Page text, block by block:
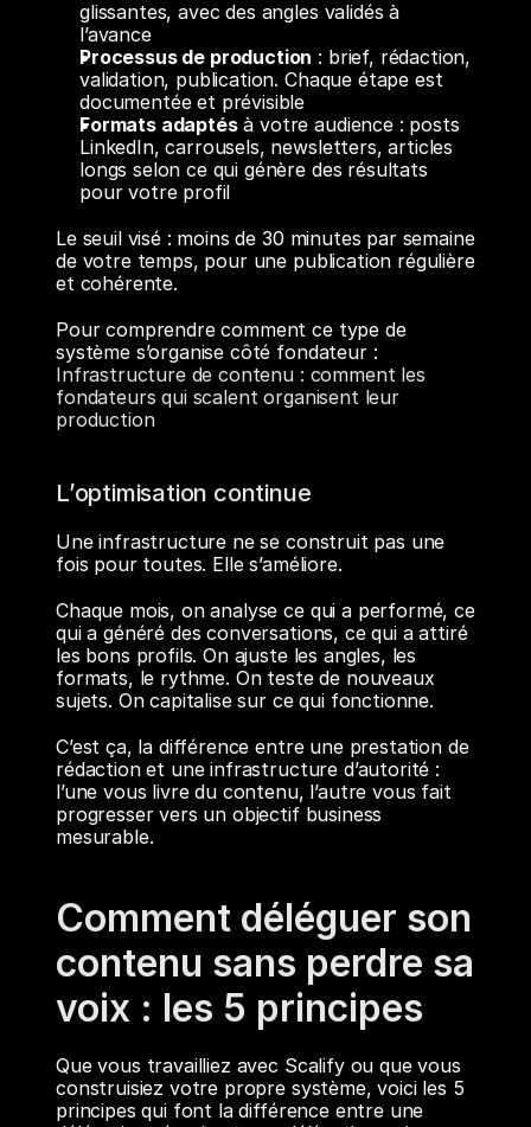
glissantes, avec des angles validés à
l’avance
Processus de production : brief, rédaction,
validation, publication. Chaque étape est
documentée et prévisible
Formats adaptés à votre audience : posts
LinkedIn, carrousels, newsletters, articles
longs selon ce qui génère des résultats
pour votre profil
Le seuil visé : moins de 30 minutes par semaine
de votre temps, pour une publication régulière
et cohérente.
Pour comprendre comment ce type de
Infrastructure de contenu : comment les
fondateurs qui scalent organisent leur
production
L’optimisation continue
Une infrastructure ne se construit pas une
fois pour toutes. Elle s’améliore.
Chaque mois, on analyse ce qui a performé, ce
qui a généré des conversations, ce qui a attiré
les bons profils. On ajuste les angles, les
formats, le rythme. On teste de nouveaux
sujets. On capitalise sur ce qui fonctionne.
C’est ça, la différence entre une prestation de
rédaction et une infrastructure d’autorité :
l’une vous livre du contenu, l’autre vous fait
progresser vers un objectif business
mesurable.
Comment déléguer son
contenu sans perdre sa
voix : les 5 principes
Que vous travailliez avec Scalify ou que vous
construisiez votre propre système, voici les 5
principes qui font la différence entre une